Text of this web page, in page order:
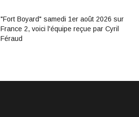
"Fort Boyard" samedi 1er août 2026 sur
France 2, voici l'équipe reçue par Cyril
Féraud